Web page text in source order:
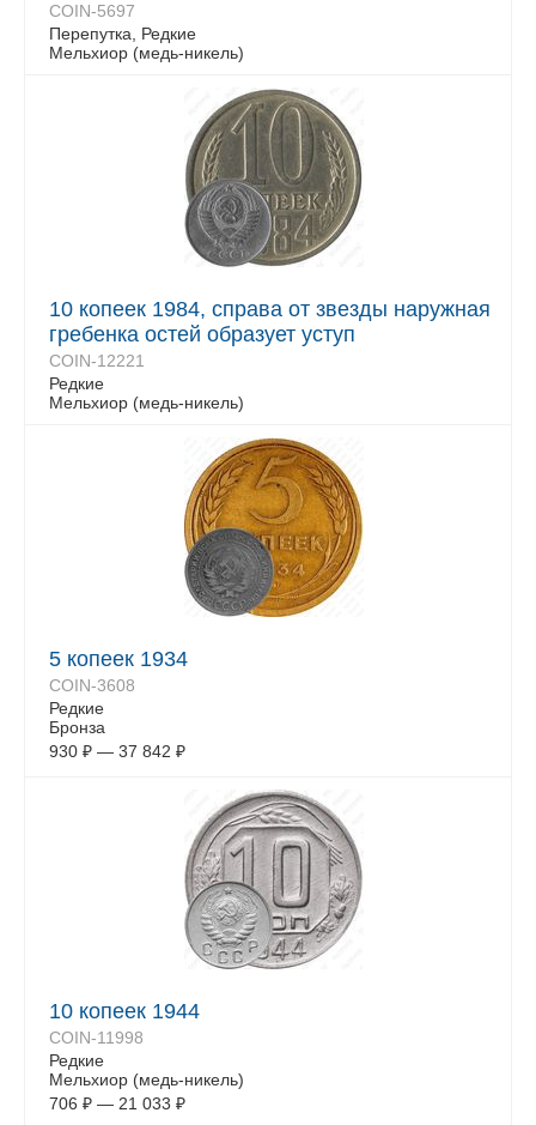
COIN-5697
Перепутка, Редкие
Мельхиор (медь-никель)
10 копеек 1984, справа от звезды наружная
гребенка остей образует уступ
COIN-12221
Редкие
Мельхиор (медь-никель)
5 копеек 1934
COIN-3608
Редкие
Бронза
930 ₽ — 37 842 ₽
10 копеек 1944
COIN-11998
Редкие
Мельхиор (медь-никель)
706 ₽ — 21 033 ₽